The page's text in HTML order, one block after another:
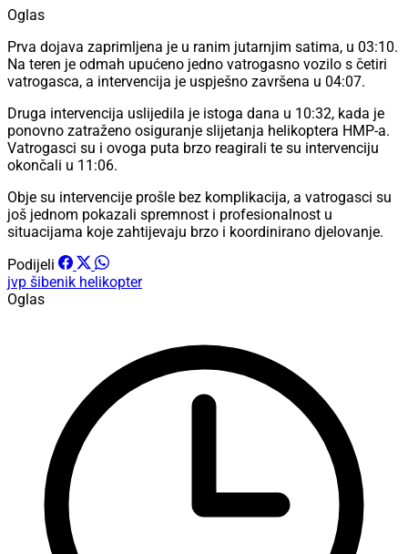
Oglas
Prva dojava zaprimljena je u ranim jutarnjim satima, u 03:10.
Na teren je odmah upućeno jedno vatrogasno vozilo s četiri
vatrogasca, a intervencija je uspješno završena u 04:07.
Druga intervencija uslijedila je istoga dana u 10:32, kada je
ponovno zatraženo osiguranje slijetanja helikoptera HMP-a.
Vatrogasci su i ovoga puta brzo reagirali te su intervenciju
okončali u 11:06.
Obje su intervencije prošle bez komplikacija, a vatrogasci su
još jednom pokazali spremnost i profesionalnost u
situacijama koje zahtijevaju brzo i koordinirano djelovanje.
Podijeli
jvp šibenik helikopter
Oglas